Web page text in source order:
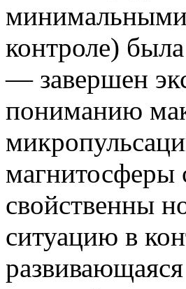
минимальными
контроле)
— завершен
пониманию
магнитосферы
свойственны
ситуацию в